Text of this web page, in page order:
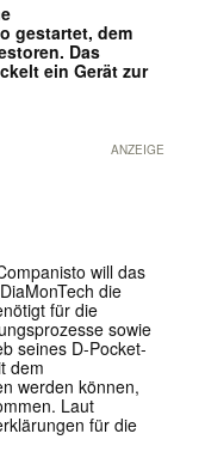
gestartet, dem
Das
ein Gerät zur
ANZEIGE
will das
die
für die
sowie
seines D-Pocket-
dem
werden können,
Laut
für die